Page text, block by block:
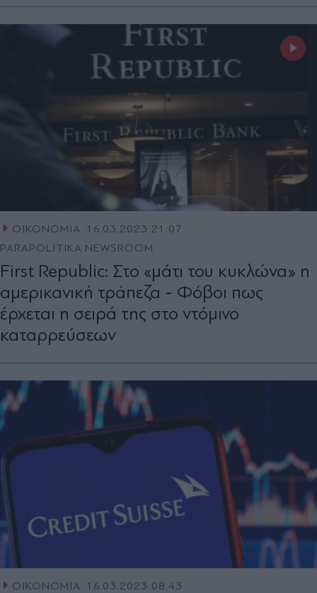
ΟΙΚΟΝΟΜΙΑ 16.03.2023 21:07
PARAPOLITIKA NEWSROOM
First Republic: Στο «μάτι του κυκλώνα» η
αμερικανική τράπεζα - Φόβοι πως
έρχεται η σειρά της στο ντόμινο
καταρρεύσεων
ΟΙΚΟΝΟΜΙΑ 16.03.2023 08:43